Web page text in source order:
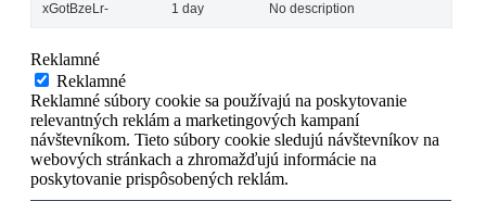
xGotBzeLr- 1 day No description
Reklamné
Reklamné
Reklamné súbory cookie sa používajú na poskytovanie
relevantných reklám a marketingových kampaní
návštevníkom. Tieto súbory cookie sledujú návštevníkov na
webových stránkach a zhromažďujú informácie na
poskytovanie prispôsobených reklám.